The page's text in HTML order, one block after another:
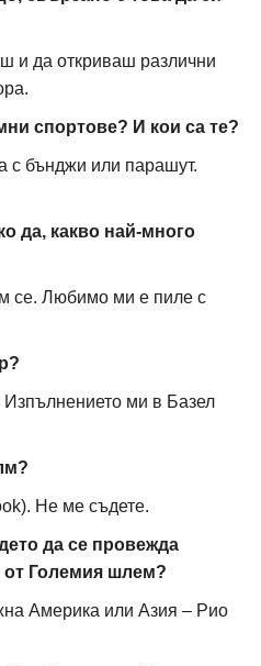
и да откриваш различни
спортове? И кои са те?
с бънджи или парашут.
да, какво най-много
се. Любимо ми е пиле с
ми в Базел
Не ме съдете.
да се провежда
от Големия шлем?
Америка или Азия – Рио